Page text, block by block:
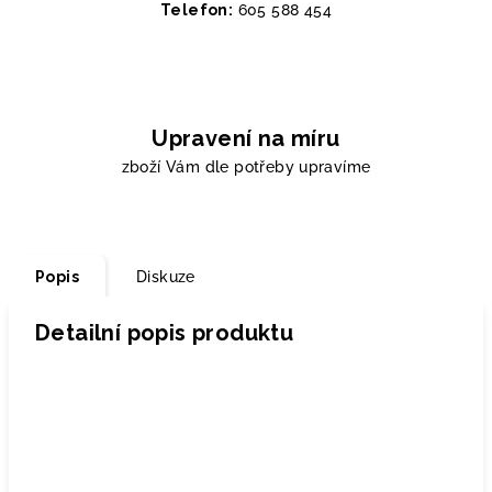
Telefon: 605 588 454
Upravení na míru
zboží Vám dle potřeby upravíme
Popis Diskuze
Detailní popis produktu